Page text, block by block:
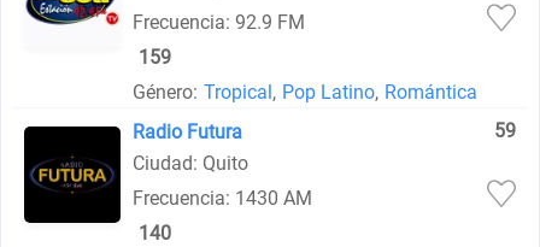
Frecuencia: 92.9 FM
159
Género: Tropical, Pop Latino, Romántica
Radio Futura
59
Ciudad: Quito
Frecuencia: 1430 AM
140